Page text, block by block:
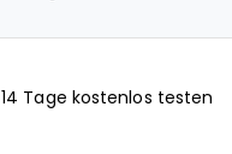
14 Tage kostenlos testen